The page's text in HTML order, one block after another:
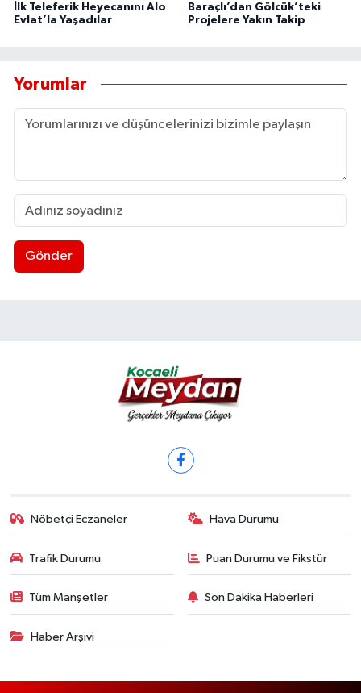
İlk Teleferik Heyecanını Alo
Evlat’la Yaşadılar
Baraçlı’dan Gölcük’teki
Projelere Yakın Takip
Yorumlar
Gönder
Nöbetçi Eczaneler Hava Durumu
Trafik Durumu Puan Durumu ve Fikstür
Tüm Manşetler Son Dakika Haberleri
Haber Arşivi